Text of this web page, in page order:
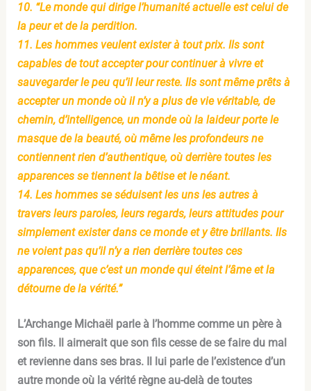
10. “Le monde qui dirige l’humanité actuelle est celui de
la peur et de la perdition.
11. Les hommes veulent exister à tout prix. Ils sont
capables de tout accepter pour continuer à vivre et
sauvegarder le peu qu’il leur reste. Ils sont même prêts à
accepter un monde où il n’y a plus de vie véritable, de
chemin, d’intelligence, un monde où la laideur porte le
masque de la beauté, où même les profondeurs ne
contiennent rien d’authentique, où derrière toutes les
apparences se tiennent la bêtise et le néant.
14. Les hommes se séduisent les uns les autres à
travers leurs paroles, leurs regards, leurs attitudes pour
simplement exister dans ce monde et y être brillants. Ils
ne voient pas qu’il n’y a rien derrière toutes ces
apparences, que c’est un monde qui éteint l’âme et la
détourne de la vérité.”
L’Archange Michaël parle à l’homme comme un père à
son fils. Il aimerait que son fils cesse de se faire du mal
et revienne dans ses bras. Il lui parle de l’existence d’un
autre monde où la vérité règne au-delà de toutes